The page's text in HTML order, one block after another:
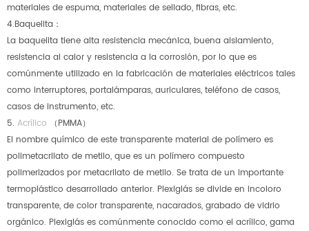
materiales de espuma, materiales de sellado, fibras, etc.
4.Baquelita：
La baquelita tiene alta resistencia mecánica, buena aislamiento,
resistencia al calor y resistencia a la corrosión, por lo que es
comúnmente utilizado en la fabricación de materiales eléctricos tales
como interruptores, portalámparas, auriculares, teléfono de casos,
casos de instrumento, etc.
5. Acrílico （PMMA）
El nombre químico de este transparente material de polímero es
polimetacrilato de metilo, que es un polímero compuesto
polimerizados por metacrilato de metilo. Se trata de un importante
termoplástico desarrollado anterior. Plexiglás se divide en incoloro
transparente, de color transparente, nacarados, grabado de vidrio
orgánico. Plexiglás es comúnmente conocido como el acrílico, gama